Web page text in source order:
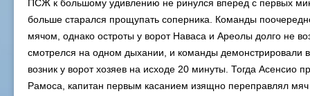
ПСЖ к большому удивлению не ринулся вперед с первых
больше старался прощупать соперника. Команды
мячом, однако остроты у ворот Наваса и Ареолы долго не
смотрелся на одном дыхании, и команды демонстрировали
возник у ворот хозяев на исходе 20 минуты. Тогда Асенсио
Рамоса, капитан первым касанием изящно переправлял мяч